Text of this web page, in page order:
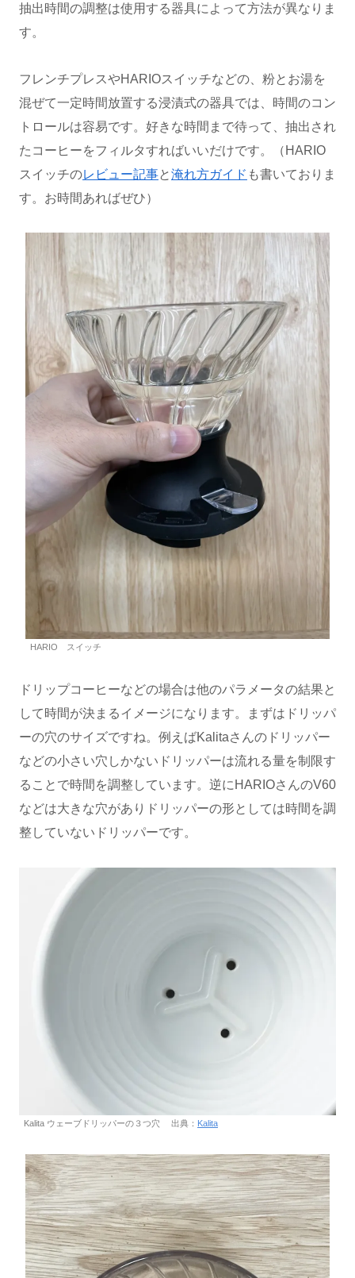
抽出時間の調整は使用する器具によって方法が異なりま
す。
フレンチプレスやHARIOスイッチなどの、粉とお湯を
混ぜて一定時間放置する浸漬式の器具では、時間のコン
トロールは容易です。好きな時間まで待って、抽出され
たコーヒーをフィルタすればいいだけです。（HARIO
スイッチのレビュー記事と淹れ方ガイド も書いておりま
す。お時間あればぜひ）
HARIO スイッチ
ドリップコーヒーなどの場合は他のパラメータの結果と
して時間が決まるイメージになります。まずはドリッパ
ーの穴のサイズですね。例えばKalitaさんのドリッパー
などの小さい穴しかないドリッパーは流れる量を制限す
ることで時間を調整しています。逆にHARIOさんのV60
などは大きな穴がありドリッパーの形としては時間を調
整していないドリッパーです。
Kalita ウェーブドリッパーの３つ穴 出典： Kalita